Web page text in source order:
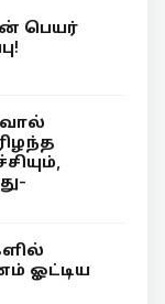
பெயர்
ஓட்டிய